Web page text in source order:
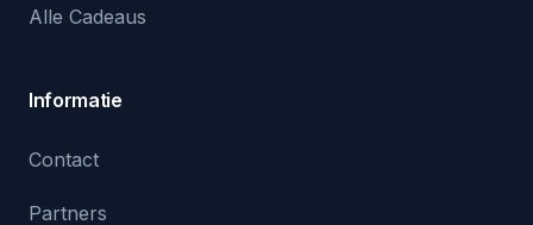
Alle Cadeaus
Informatie
Contact
Partners